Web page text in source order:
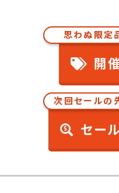
思わぬ限定
開
次回セールの
セー